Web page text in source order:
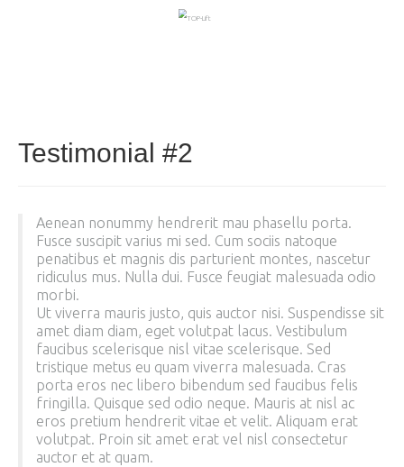
Testimonial #2
Aenean nonummy hendrerit mau phasellu porta.
Fusce suscipit varius mi sed. Cum sociis natoque
penatibus et magnis dis parturient montes, nascetur
ridiculus mus. Nulla dui. Fusce feugiat malesuada odio
morbi.
Ut viverra mauris justo, quis auctor nisi. Suspendisse sit
amet diam diam, eget volutpat lacus. Vestibulum
faucibus scelerisque nisl vitae scelerisque. Sed
tristique metus eu quam viverra malesuada. Cras
porta eros nec libero bibendum sed faucibus felis
fringilla. Quisque sed odio neque. Mauris at nisl ac
eros pretium hendrerit vitae et velit. Aliquam erat
volutpat. Proin sit amet erat vel nisl consectetur
auctor et at quam.